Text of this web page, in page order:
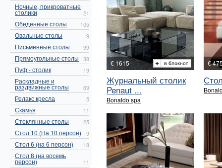
Ночные, прикроватные
столики 21
Обеденные столы 105
Овальные столы 9
Письменные столы 99
Прямоугольные столы 38
Пуф - столик 19
Раскладные и
раздвижные столы 69
Релакс кресла 5
Скамья 11
Стеклянные столы 25
Стол 10 (На 10 персон) 9
Стол 6 (на 6 персон) 18
Стол 8 (на восемь
персон) 11
€ 1615
Журнальный столик
Penaut ...
Bonaldo spa
€